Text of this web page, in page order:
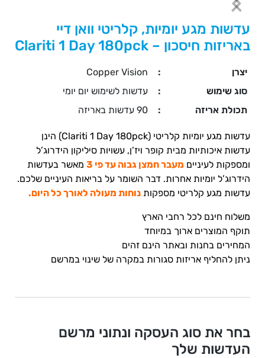
עדשות מגע יומיות, קלריטי וואן דיי
באריזות חיסכון – Clariti 1 Day 180pck
יצרן :
Copper Vision
סוג שימוש
:
עדשות לשימוש יום יומי
תכולת אריזה
: 90 עדשות באריזה
עדשות מגע יומיות קלריטי (Clariti 1 Day 180pck) הינן
עדשות איכותיות מבית קופר ויז’ן, עשויות סיליקון הידרוג’ל
ומספקות לעיניים מעבר חמצן גבוה עד פי 3
מאשר בעדשות
הידרוג’ל יומיות אחרות. דבר השומר על בריאות העיניים שלכם.
עדשות מגע קלריטי מספקות נוחות מעולה לאורך כל היום.
משלוח חינם לכל רחבי הארץ
תוקף המוצרים ארוך במיוחד
המחירים בחנות ובאתר הינם זהים
ניתן להחליף אריזות סגורות במקרה של שינוי במרשם
בחר את סוג העסקה ונתוני מרשם
העדשות שלך